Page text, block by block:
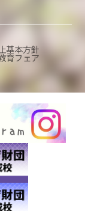
基本方針
育フェア